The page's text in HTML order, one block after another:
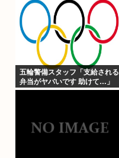
五輪警備スタッフ「支給される
弁当がヤバいです 助けて…」